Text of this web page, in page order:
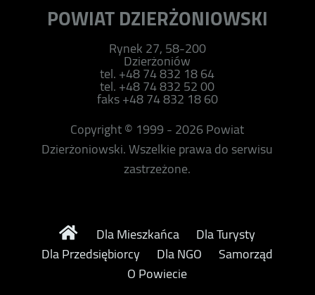
POWIAT DZIERŻONIOWSKI
Rynek 27, 58-200
Dzierżoniów
tel. +48 74 832 18 64
tel. +48 74 832 52 00
faks +48 74 832 18 60
Copyright © 1999 - 2026 Powiat
Dzierżoniowski. Wszelkie prawa do serwisu
zastrzeżone.
Dla Mieszkańca
Dla Turysty
Dla Przedsiębiorcy
Dla NGO
Samorząd
O Powiecie